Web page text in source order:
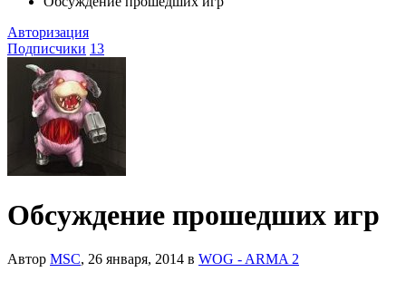
Авторизация
Подписчики 13
Обсуждение прошедших игр
Автор MSC, 26 января, 2014 в WOG - ARMA 2